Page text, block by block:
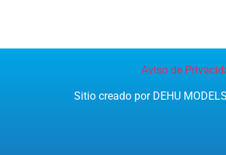
Aviso de
Sitio creado por DEHU